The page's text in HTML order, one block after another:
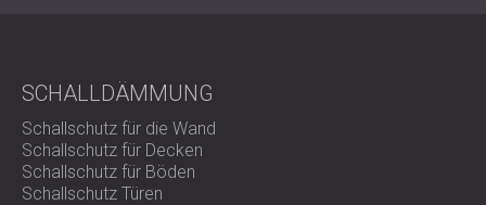
akustischen Schreibtisch-Bildschirmen
hängenden Schallwänden
eine individuelle Beratung.
SCHALLDÄMMUNG
Schallschutz für die Wand
Schallschutz für Decken
Schallschutz für Böden
Schallschutz Türen